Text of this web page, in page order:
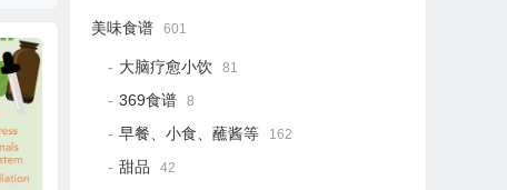
美味食谱 601
大脑疗愈小饮 81
369食谱 8
早餐、小食、蘸酱等 162
甜品 42